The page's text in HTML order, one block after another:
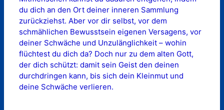
du dich an den Ort deiner inneren Sammlung
zurückziehst. Aber vor dir selbst, vor dem
schmählichen Bewusstsein eigenen Versagens, vor
deiner Schwäche und Unzulänglichkeit – wohin
flüchtest du dich da? Doch nur zu dem alten Gott,
der dich schützt: damit sein Geist den deinen
durchdringen kann, bis sich dein Kleinmut und
deine Schwäche verlieren.